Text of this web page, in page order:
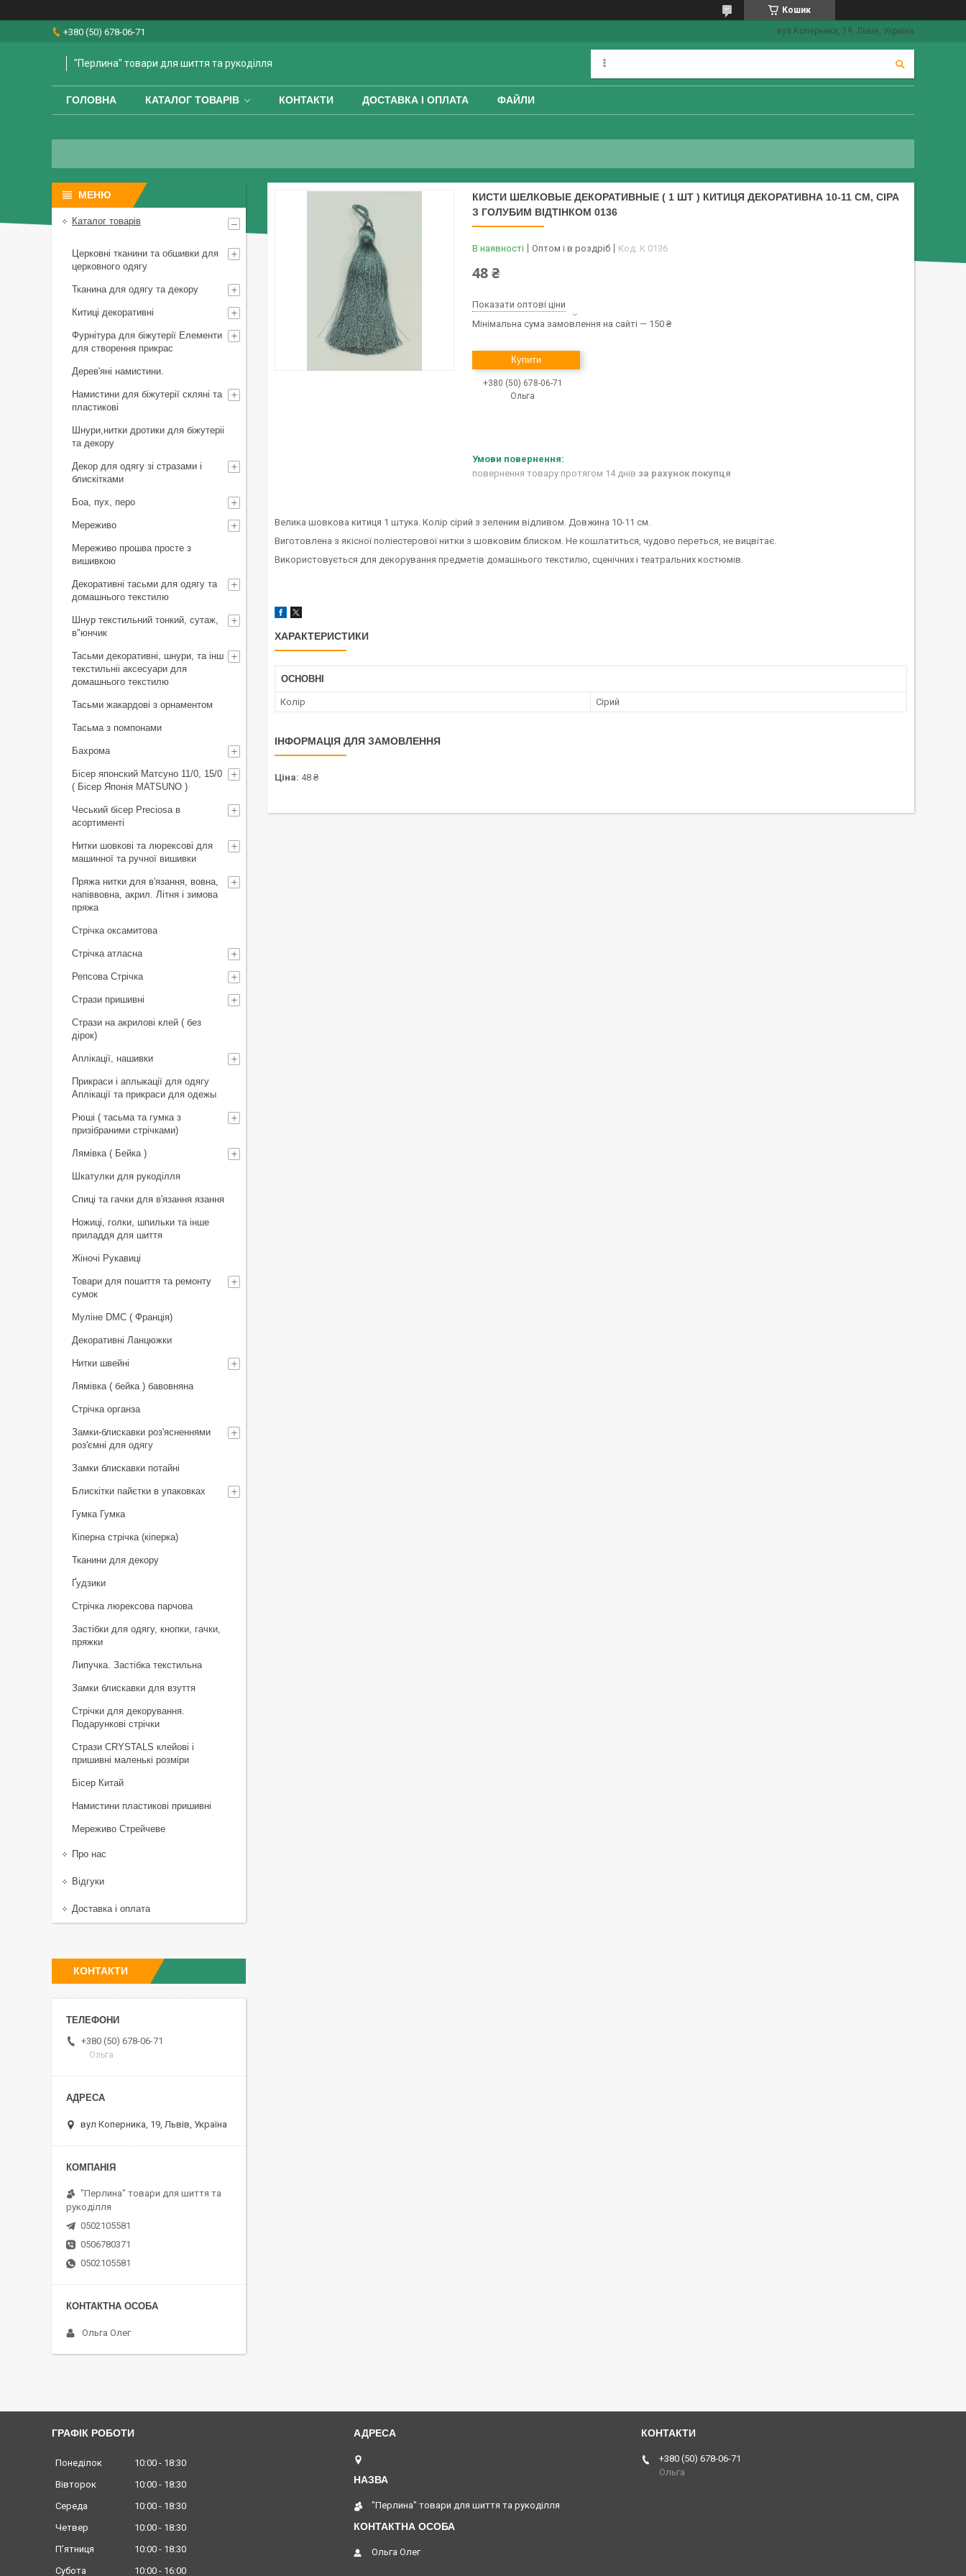
Кошик
+380 (50) 678-06-71 вул Коперника, 19, Львів, Україна
"Перлина" товари для шиття та рукоділля
ГОЛОВНА КАТАЛОГ ТОВАРІВ КОНТАКТИ ДОСТАВКА І ОПЛАТА ФАЙЛИ
КИСТИ ШЕЛКОВЫЕ ДЕКОРАТИВНЫЕ ( 1 ШТ ) КИТИЦЯ ДЕКОРАТИВНА 10-11 СМ, СІРА
З ГОЛУБИМ ВІДТІНКОМ 0136
В наявності Оптом і в роздріб Код: К 0136
48 ₴
Показати оптові ціни
Мінімальна сума замовлення на сайті — 150 ₴
Купити
+380 (50) 678-06-71
Ольга
повернення товару протягом 14 днів за рахунок покупця
Велика шовкова китиця 1 штука. Колір сірий з зеленим відливом. Довжина 10-11 см.
Виготовлена з якісної поліестерової нитки з шовковим блиском. Не кошлатиться, чудово переться, не вицвітає.
Використовується для декорування предметів домашнього текстилю, сценічних і театральних костюмів.
ХАРАКТЕРИСТИКИ
ОСНОВНІ
Колір Сірий
ІНФОРМАЦІЯ ДЛЯ ЗАМОВЛЕННЯ
Ціна: 48 ₴
Каталог товарів
Церковні тканини та обшивки для
церковного одягу
Тканина для одягу та декору
Китиці декоративні
Фурнітура для біжутерії Елементи
для створення прикрас
Дерев'яні намистини.
Намистини для біжутерії скляні та
пластикові
Шнури,нитки дротики для біжутеріі
та декору
Декор для одягу зі стразами і
блискітками
Боа, пух, перо
Мереживо
Мереживо прошва просте з
вишивкою
Декоративні тасьми для одягу та
домашнього текстилю
Шнур текстильний тонкий, сутаж,
в"юнчик
Тасьми декоративні, шнури, та інш
текстильніі аксесуари для
домашнього текстилю
Тасьми жакардові з орнаментом
Тасьма з помпонами
Бахрома
Бісер японский Матсуно 11/0, 15/0
( Бісер Японія MATSUNO )
Чеський бісер Preciosa в
асортименті
Нитки шовкові та люрексові для
машинної та ручної вишивки
Пряжа нитки для в'язання, вовна,
напіввовна, акрил. Літня і зимова
пряжа
Стрічка оксамитова
Стрічка атласна
Репсова Стрічка
Стрази пришивні
Стрази на акрилові клей ( без
дірок)
Аплікації, нашивки
Прикраси і аплыкації для одягу
Аплікації та прикраси для одежы
Рюші ( тасьма та гумка з
призібраними стрічками)
Лямівка ( Бейка )
Шкатулки для рукоділля
Спиці та гачки для в'язання язання
Ножиці, голки, шпильки та інше
приладдя для шиття
Жіночі Рукавиці
Товари для пошиття та ремонту
сумок
Муліне DMC ( Франція)
Декоративні Ланцюжки
Нитки швейні
Лямівка ( бейка ) бавовняна
Стрічка органза
Замки-блискавки роз'ясненнями
роз'ємні для одягу
Замки блискавки потайні
Блискітки пайєтки в упаковках
Гумка Гумка
Кіперна стрічка (кіперка)
Тканини для декору
Ґудзики
Стрічка люрексова парчова
Застібки для одягу, кнопки, гачки,
пряжки
Липучка. Застібка текстильна
Замки блискавки для взуття
Стрічки для декорування.
Подарункові стрічки
Стрази CRYSTALS клейові і
пришивні маленькі розміри
Бісер Китай
Намистини пластикові пришивні
Мереживо Стрейчеве
Про нас
Відгуки
Доставка і оплата
КОНТАКТИ
+380 (50) 678-06-71
Ольга
вул Коперника, 19, Львів, Україна
"Перлина" товари для шиття та
рукоділля
0502105581
0506780371
0502105581
Ольга Олег
ГРАФІК РОБОТИ
Понеділок 10:00
18:30
Вівторок
10:00
18:30
Середа
10:00
18:30
Четвер
10:00
18:30
Пʼятниця
10:00
18:30
Субота
10:00 16:00
"Перлина" товари для шиття та рукоділля
Ольга Олег
+380 (50) 678-06-71
Ольга